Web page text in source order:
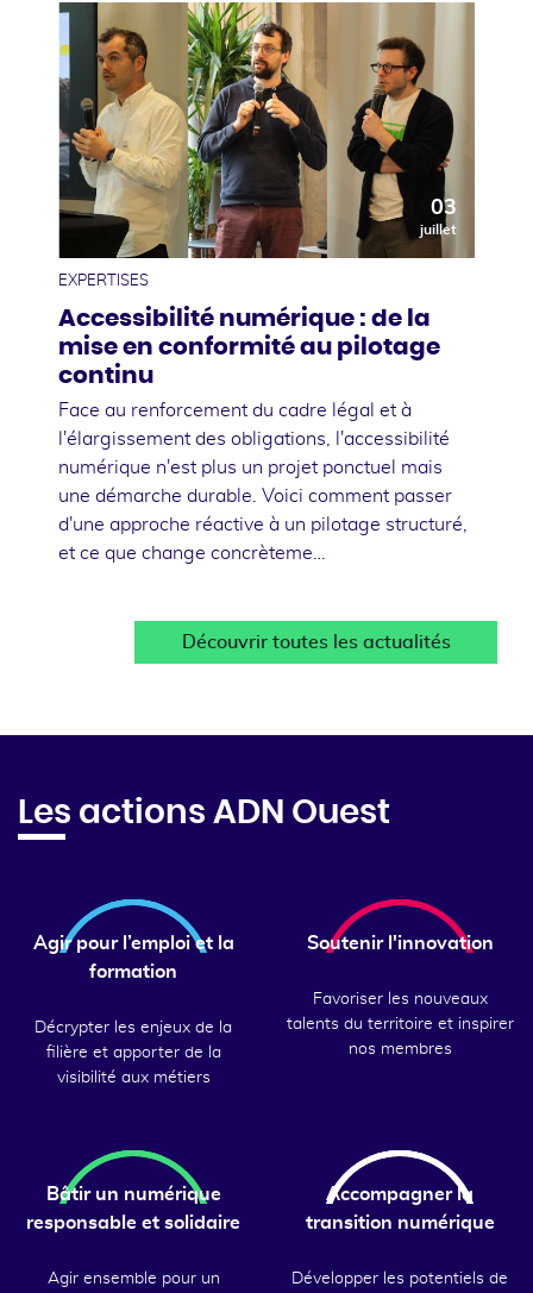
03
juillet
EXPERTISES
Accessibilité numérique : de la
mise en conformité au pilotage
continu
Face au renforcement du cadre légal et à
l'élargissement des obligations, l'accessibilité
numérique n'est plus un projet ponctuel mais
une démarche durable. Voici comment passer
d'une approche réactive à un pilotage structuré,
et ce que change concrèteme…
Découvrir toutes les actualités
Les actions ADN Ouest
Agir pour l’emploi et la
formation
Décrypter les enjeux de la
filière et apporter de la
visibilité aux métiers
Soutenir l'innovation
Favoriser les nouveaux
talents du territoire et inspirer
nos membres
Bâtir un numérique
responsable et solidaire
Agir ensemble pour un
Accompagner la
transition numérique
Développer les potentiels de